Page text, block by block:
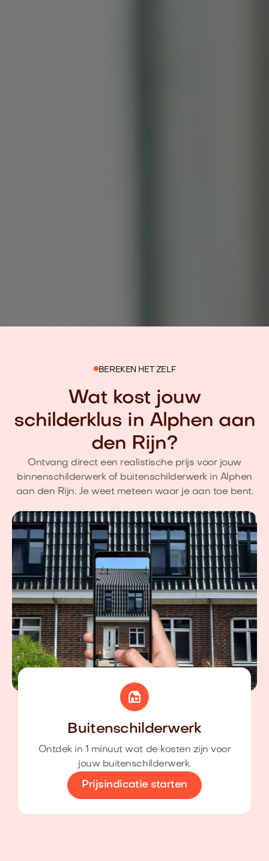
BEREKEN HET ZELF
Wat kost jouw
schilderklus in Alphen aan
den Rijn?
Ontvang direct een realistische prijs voor jouw
binnenschilderwerk of buitenschilderwerk in Alphen
aan den Rijn. Je weet meteen waar je aan toe bent.
Buitenschilderwerk
Ontdek in 1 minuut wat de kosten zijn voor
jouw buitenschilderwerk.
Prijsindicatie starten